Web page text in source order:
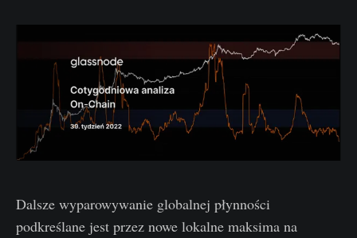
Dalsze wyparowywanie globalnej płynności
podkreślane jest przez nowe lokalne maksima na